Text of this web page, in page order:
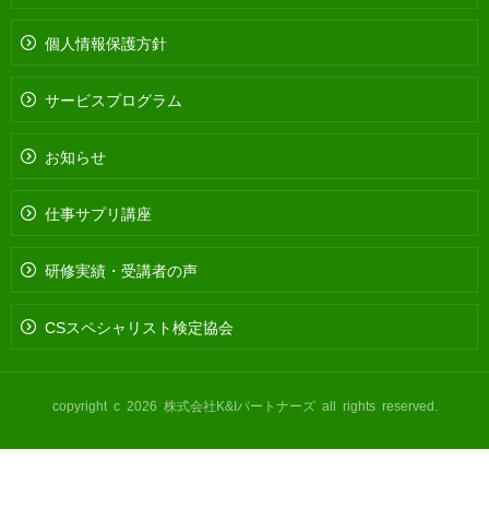
個人情報保護方針
サービスプログラム
お知らせ
仕事サプリ講座
研修実績・受講者の声
CSスペシャリスト検定協会
copyright c 2026 株式会社K&Iパートナーズ all rights reserved.